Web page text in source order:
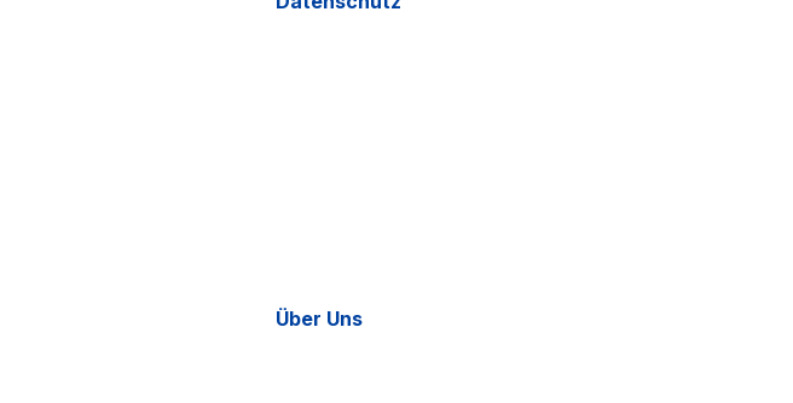
Über Uns